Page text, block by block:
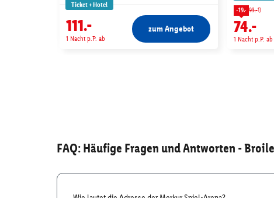
Ticket + Hotel
111.-
1 Nacht p.P. ab
zum Angebot
-19.- 93.-1)
74.-
1 Nacht p.P. ab
FAQ: Häufige Fragen und Antworten -